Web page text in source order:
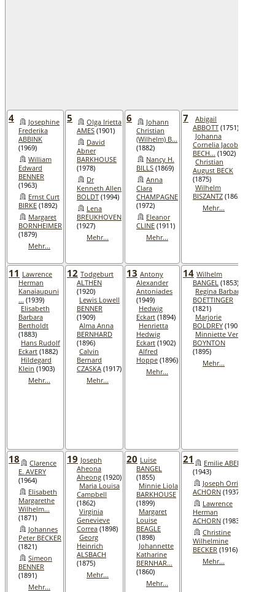
4
Josephine
Frederika
ABBINK
(1969)
William
Edward
BENNER
(1963)
Ernst Curt
BIRKE (1892)
Margaret
BORNHEIMER
(1879)
Mehr...
5
Olga Irietta
AMES (1901)
David
Abner
BARKHOUSE
(1978)
Dr
Kenneth Allen
BOLDT (1994)
Lena
BREUKHOVEN
(1927)
Mehr...
6
Johann
Christian
(Wilhelm) B...
(1882)
Nancy H.
BILLS (1869)
Anna
Clara
CHAMPAGNE
(1972)
Eleanor
CLINE (1911)
Mehr...
7
Abigail
ABBOTT (1751)
Johanna
Cornelia Jacoba
BECH... (1902)
Christian
August BECK
(1875)
Wilhelm
BISZANTZ (1863)
Mehr...
11 Lawrence
Herman
Kanaiaupuni
... (1939)
Elisabeth
Barbara
Bertholdt
(1883)
Hans Rudolf
Eckart (1882)
Hildegard
Klein (1903)
Mehr...
12 Todgeburt
ALTHEN
(1920)
Lewis Lowell
BENNER
(1909)
Alma Anna
BERNHARD
(1896)
Calvin
Bernard
CZASKA (1917)
Mehr...
13 Antony
Alexander
Antoniades
(1949)
Hedwig
Eckart (1894)
Henrietta
Hedwig
Eckart (1902)
Alfred
Hoppe (1896)
Mehr...
14 Wilhelm
BANGEL (1853)
Regina Barbara
BOETTINGER
(1821)
Marjorie
BOLDREY (1901)
Minniette Vera
BOYNTON
(1895)
Mehr...
18
Clarence
E. AVERY
(1964)
Elisabeth
Margarethe
Wilhelm...
(1871)
Johannes
Peter BECKER
(1821)
Simeon
BENNER
(1891)
Mehr...
19 Joseph
Aheona
Aheong (1920)
Maria Louisa
Campbell
(1862)
Virginia
Genevieve
Correa (1898)
Georg
Heinrich
ALSBACH
(1875)
Mehr...
20 Luise
BANGEL
(1855)
Minnie Liola
BARKHOUSE
(1899)
Margaret
Louise
BEAGLE
(1898)
Johannette
Katharine
BERNHAR...
(1860)
Mehr...
21
Emilie ABEL
(1943)
Joseph Orrin
ACHORN (1937)
Lawrence
Herman
ACHORN (1983)
Christine
Wilhelmine
BECKER (1916)
Mehr...